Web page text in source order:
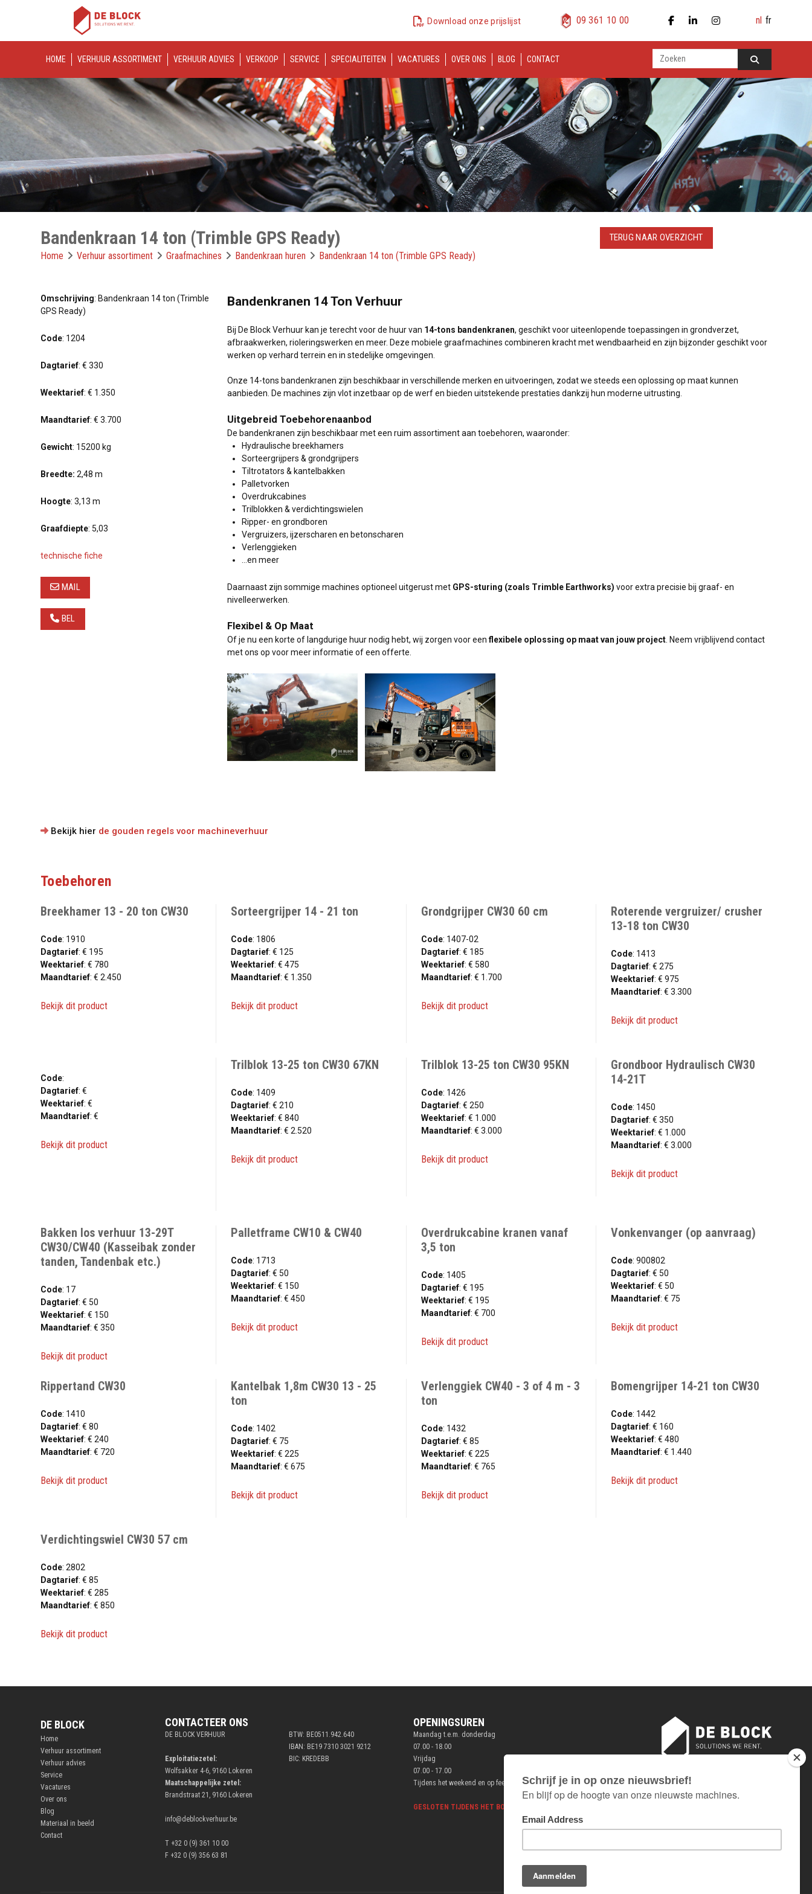
Download onze prijslijst 09 361 10 00 nl fr
HOME VERHUUR ASSORTIMENT VERHUUR ADVIES VERKOOP SERVICE SPECIALITEITEN VACATURES OVER ONS BLOG CONTACT
Bandenkraan 14 ton (Trimble GPS Ready)
Home Verhuur assortiment Graafmachines Bandenkraan huren Bandenkraan 14 ton (Trimble GPS Ready)
TERUG NAAR OVERZICHT
Omschrijving: Bandenkraan 14 ton (Trimble
GPS Ready)
Code: 1204
Dagtarief: € 330
Weektarief: € 1.350
Maandtarief: € 3.700
Gewicht: 15200 kg
Breedte: 2,48 m
Hoogte: 3,13 m
Graafdiepte: 5,03
technische fiche
MAIL
BEL
Bandenkranen 14 Ton Verhuur
Bij De Block Verhuur kan je terecht voor de huur van 14-tons bandenkranen, geschikt voor uiteenlopende toepassingen in grondverzet,
afbraakwerken, rioleringswerken en meer. Deze mobiele graafmachines combineren kracht met wendbaarheid en zijn bijzonder geschikt voor
werken op verhard terrein en in stedelijke omgevingen.
Onze 14-tons bandenkranen zijn beschikbaar in verschillende merken en uitvoeringen, zodat we steeds een oplossing op maat kunnen
aanbieden. De machines zijn vlot inzetbaar op de werf en bieden uitstekende prestaties dankzij hun moderne uitrusting.
Uitgebreid Toebehorenaanbod
De bandenkranen zijn beschikbaar met een ruim assortiment aan toebehoren, waaronder:
Hydraulische breekhamers
Sorteergrijpers & grondgrijpers
Tiltrotators & kantelbakken
Palletvorken
Overdrukcabines
Trilblokken & verdichtingswielen
Ripper- en grondboren
Vergruizers, ijzerscharen en betonscharen
Verlenggieken
…en meer
Daarnaast zijn sommige machines optioneel uitgerust met GPS-sturing (zoals Trimble Earthworks) voor extra precisie bij graaf- en
nivelleerwerken.
Flexibel & Op Maat
Of je nu een korte of langdurige huur nodig hebt, wij zorgen voor eenflexibele oplossing op maat van jouw project. Neem vrijblijvend contact
met ons op voor meer informatie of een offerte.
Bekijk hier de gouden regels voor machineverhuur
Toebehoren
Breekhamer 13 - 20 ton CW30
Code: 1910
Dagtarief: € 195
Weektarief: € 780
Maandtarief: € 2.450
Bekijk dit product
Sorteergrijper 14 - 21 ton
Code: 1806
Dagtarief: € 125
Weektarief: € 475
Maandtarief: € 1.350
Bekijk dit product
Grondgrijper CW30 60 cm
Code: 1407-02
Dagtarief: € 185
Weektarief: € 580
Maandtarief: € 1.700
Bekijk dit product
Roterende vergruizer/ crusher
13-18 ton CW30
Code: 1413
Dagtarief: € 275
Weektarief: € 975
Maandtarief: € 3.300
Bekijk dit product
Code:
Dagtarief: €
Weektarief: €
Maandtarief: €
Bekijk dit product
Trilblok 13-25 ton CW30 67KN
Code: 1409
Dagtarief: € 210
Weektarief: € 840
Maandtarief: € 2.520
Bekijk dit product
Trilblok 13-25 ton CW30 95KN
Code: 1426
Dagtarief: € 250
Weektarief: € 1.000
Maandtarief: € 3.000
Bekijk dit product
Grondboor Hydraulisch CW30
14-21T
Code: 1450
Dagtarief: € 350
Weektarief: € 1.000
Maandtarief: € 3.000
Bekijk dit product
Bakken los verhuur 13-29T
CW30/CW40 (Kasseibak zonder
tanden, Tandenbak etc.)
Code: 17
Dagtarief: € 50
Weektarief: € 150
Maandtarief: € 350
Bekijk dit product
Palletframe CW10 & CW40
Code: 1713
Dagtarief: € 50
Weektarief: € 150
Maandtarief: € 450
Bekijk dit product
Overdrukcabine kranen vanaf
3,5 ton
Code: 1405
Dagtarief: € 195
Weektarief: € 195
Maandtarief: € 700
Bekijk dit product
Vonkenvanger (op aanvraag)
Code: 900802
Dagtarief: € 50
Weektarief: € 50
Maandtarief: € 75
Bekijk dit product
Rippertand CW30
Code: 1410
Dagtarief: € 80
Weektarief: € 240
Maandtarief: € 720
Bekijk dit product
Kantelbak 1,8m CW30 13 - 25
ton
Code: 1402
Dagtarief: € 75
Weektarief: € 225
Maandtarief: € 675
Bekijk dit product
Verlenggiek CW40 - 3 of 4 m - 3
ton
Code: 1432
Dagtarief: € 85
Weektarief: € 225
Maandtarief: € 765
Bekijk dit product
Bomengrijper 14-21 ton CW30
Code: 1442
Dagtarief: € 160
Weektarief: € 480
Maandtarief: € 1.440
Bekijk dit product
Verdichtingswiel CW30 57 cm
Code: 2802
Dagtarief: € 85
Weektarief: € 285
Maandtarief: € 850
Bekijk dit product
DE BLOCK
Home
Verhuur assortiment
Verhuur advies
Service
Vacatures
Over ons
Blog
Materiaal in beeld
Contact
CONTACTEER ONS
DE BLOCK VERHUUR
Exploitatiezetel:
Wolfsakker 4-6, 9160 Lokeren
Maatschappelijke zetel:
Brandstraat 21, 9160 Lokeren
info@deblockverhuur.be
T +32 0 (9) 361 10 00
F +32 0 (9) 356 63 81
BTW: BE0511.942.640
IBAN: BE19 7310 3021 9212
BIC: KREDEBB
OPENINGSUREN
Maandag t.e.m. donderdag
07.00 - 18.00
Vrijdag
07.00 - 17.00
Tijdens het weekend en op feestdagen gesloten
GESLOTEN TIJDENS HET BOUWVERLOF VAN 18 TOT EN MET 26 JULI.